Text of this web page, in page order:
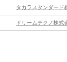
タカラスタンダー
ドリームテクノ株式